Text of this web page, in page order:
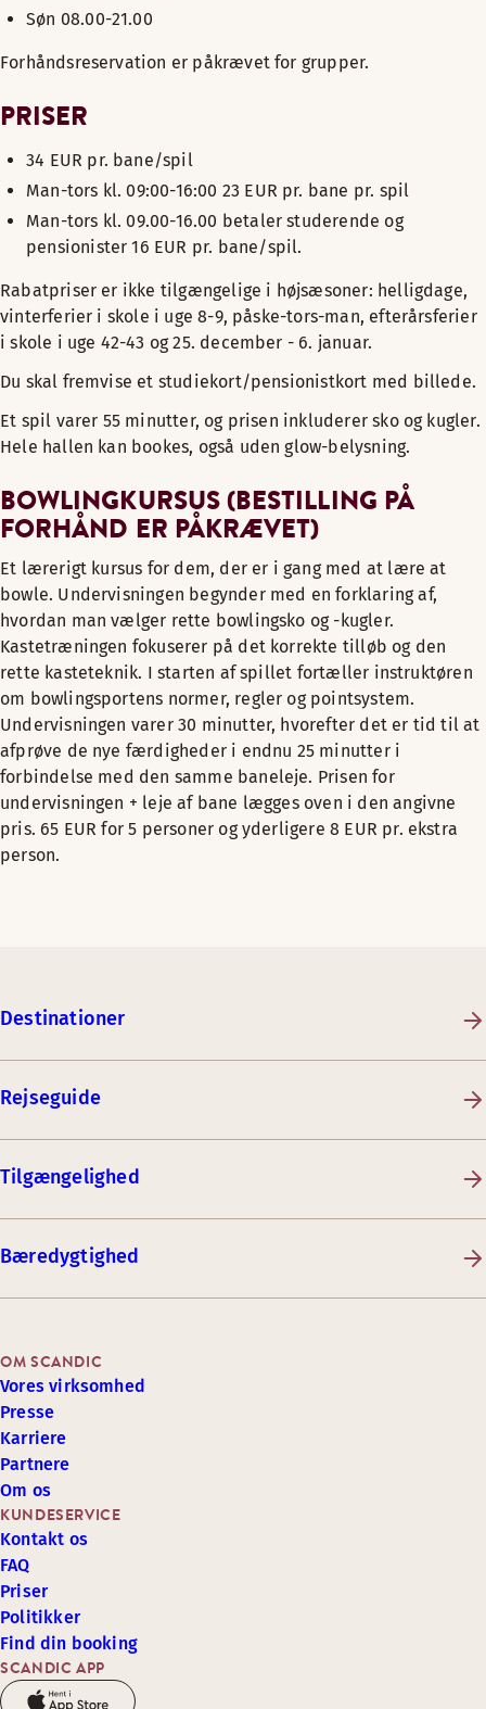
Søn 08.00-21.00
Forhåndsreservation er påkrævet for grupper.
PRISER
34 EUR pr. bane/spil
Man-tors kl. 09:00-16:00 23 EUR pr. bane pr. spil
Man-tors kl. 09.00-16.00 betaler studerende og
pensionister 16 EUR pr. bane/spil.
Rabatpriser er ikke tilgængelige i højsæsoner: helligdage,
vinterferier i skole i uge 8-9, påske-tors-man, efterårsferier
i skole i uge 42-43 og 25. december - 6. januar.
Du skal fremvise et studiekort/pensionistkort med billede.
Et spil varer 55 minutter, og prisen inkluderer sko og kugler.
Hele hallen kan bookes, også uden glow-belysning.
BOWLINGKURSUS (BESTILLING PÅ
FORHÅND ER PÅKRÆVET)
Et lærerigt kursus for dem, der er i gang med at lære at
bowle. Undervisningen begynder med en forklaring af,
hvordan man vælger rette bowlingsko og -kugler.
Kastetræningen fokuserer på det korrekte tilløb og den
rette kasteteknik. I starten af spillet fortæller instruktøren
om bowlingsportens normer, regler og pointsystem.
Undervisningen varer 30 minutter, hvorefter det er tid til at
afprøve de nye færdigheder i endnu 25 minutter i
forbindelse med den samme baneleje. Prisen for
undervisningen + leje af bane lægges oven i den angivne
pris. 65 EUR for 5 personer og yderligere 8 EUR pr. ekstra
person.
Destinationer
Rejseguide
Tilgængelighed
Bæredygtighed
SCANDIC APP
KUNDESERVICE
Kontakt os
FAQ
Priser
Politikker
Find din booking
OM SCANDIC
Vores virksomhed
Presse
Karriere
Partnere
Om os